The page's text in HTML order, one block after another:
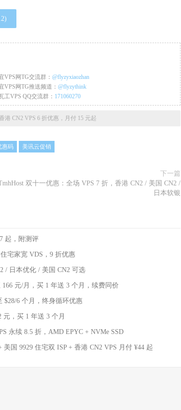
)
VPS网TG交流群： @flyzyxiaozhan
VPS网TG推送频道： @flyzythink
工VPS QQ交流群： 171060270
港 CN2 VPS 6 折优惠，月付 15 元起
惠码 美讯云促销
下一篇
双十一优惠：全场 VPS 7 折，香港 CN2 / 美国 CN2 /
日本软银
起，附测评
宅家宽 VDS，9 折优惠
/ 日本优化 / 美国 CN2 可选
元/月，买 1 年送 3 个月，续费同价
$28/6 个月，终身循环优惠
元，买 1 年送 3 个月
永续 8.5 折，AMD EPYC + NVMe SSD
国 9929 住宅双 ISP + 香港 CN2 VPS 月付 ¥44 起